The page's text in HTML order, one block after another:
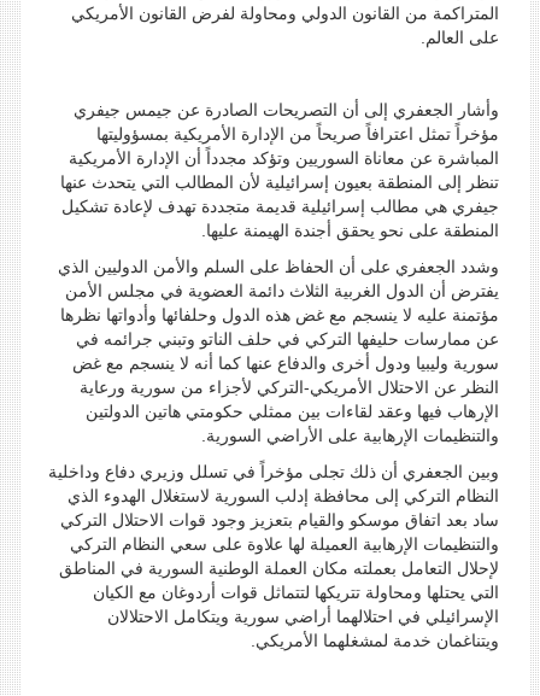
المتراكمة من القانون الدولي ومحاولة لفرض القانون الأمريكي
على العالم.
وأشار الجعفري إلى أن التصريحات الصادرة عن جيمس جيفري
مؤخراً تمثل اعترافاً صريحاً من الإدارة الأمريكية بمسؤوليتها
المباشرة عن معاناة السوريين وتؤكد مجدداً أن الإدارة الأمريكية
تنظر إلى المنطقة بعيون إسرائيلية لأن المطالب التي يتحدث عنها
جيفري هي مطالب إسرائيلية قديمة متجددة تهدف لإعادة تشكيل
المنطقة على نحو يحقق أجندة الهيمنة عليها.
وشدد الجعفري على أن الحفاظ على السلم والأمن الدوليين الذي
يفترض أن الدول الغربية الثلاث دائمة العضوية في مجلس الأمن
مؤتمنة عليه لا ينسجم مع غض هذه الدول وحلفائها وأدواتها نظرها
عن ممارسات حليفها التركي في حلف الناتو وتبني جرائمه في
سورية وليبيا ودول أخرى والدفاع عنها كما أنه لا ينسجم مع غض
النظر عن الاحتلال الأمريكي-التركي لأجزاء من سورية ورعاية
الإرهاب فيها وعقد لقاءات بين ممثلي حكومتي هاتين الدولتين
والتنظيمات الإرهابية على الأراضي السورية.
وبين الجعفري أن ذلك تجلى مؤخراً في تسلل وزيري دفاع وداخلية
النظام التركي إلى محافظة إدلب السورية لاستغلال الهدوء الذي
ساد بعد اتفاق موسكو والقيام بتعزيز وجود قوات الاحتلال التركي
والتنظيمات الإرهابية العميلة لها علاوة على سعي النظام التركي
لإحلال التعامل بعملته مكان العملة الوطنية السورية في المناطق
التي يحتلها ومحاولة تتريكها لتتماثل قوات أردوغان مع الكيان
الإسرائيلي في احتلالهما أراضي سورية ويتكامل الاحتلالان
ويتناغمان خدمة لمشغلهما الأمريكي.